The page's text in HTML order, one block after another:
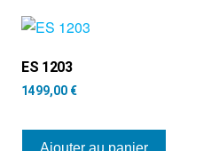
ES 1203
1499,00 €